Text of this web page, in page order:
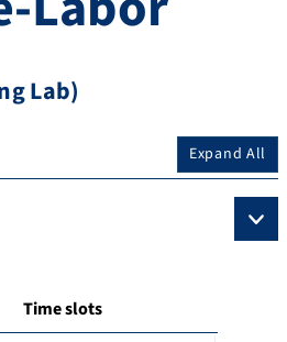
Lab)
Expand All
Time slots